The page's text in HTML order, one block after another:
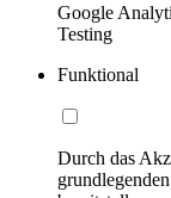
Google
Testing
Funktional
Durch das